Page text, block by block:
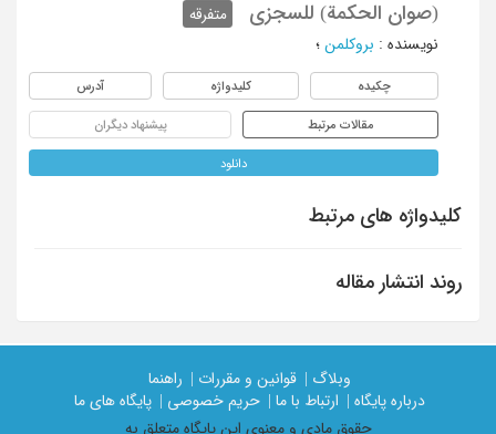
(صوان الحکمة) للسجزی
متفرقه
نویسنده : بروکلمن ؛
چکیده کلیدواژه آدرس
مقالات مرتبط پیشنهاد دیگران
دانلود
کلیدواژه های مرتبط
روند انتشار مقاله
وبلاگ | قوانین و مقررات |
راهنما
درباره پایگاه |
ارتباط با ما | حریم خصوصی |
پایگاه های ما
حقوق مادی و معنوی اين پايگاه متعلق به